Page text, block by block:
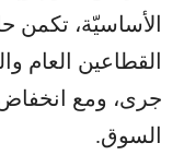
الأساسيّة، تكمن
القطاعين العام
جرى، ومع انخفاض
السوق.